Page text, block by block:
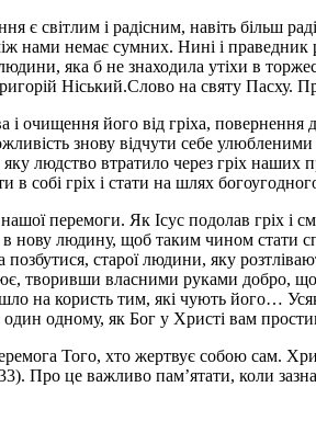
світлим і радісним, навіть більш
нами немає сумних. Нині і
яка б не знаходила утіхи в
Ніський.Слово на святу Пасху.
очищення його від гріха,
знову відчути себе
людство втратило через гріх наших
собі гріх і стати на шлях
перемоги. Як Ісус подолав гріх і
нову людину, щоб таким чином стати
старої людини, яку
власними руками добро,
користь тим, які чують його…
один одному, як Бог у Христі вам
Того, хто жертвує собою сам.
Про це важливо пам’ятати, коли